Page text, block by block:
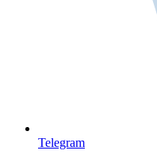
Telegram